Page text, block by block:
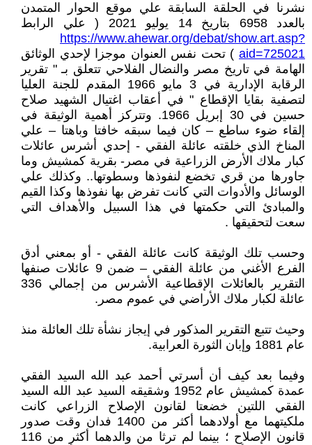
نشرنا في الحلقة السابقة علي موقع الحوار المتمدن
بالعدد 6958 بتاريخ 14 يوليو 2021 ( علي الرابط
https://www.ahewar.org/debat/show.art.asp?
aid=725021 ) تحت نفس العنوان موجزا لإحدي الوثائق
الهامة في تاريخ مصر والنضال الفلاحي تتعلق بـ " تقرير
الرقابة الإدارية في 3 مايو 1966 المقدم للجنة العليا
لتصفية بقايا الإقطاع " في أعقاب اغتيال الشهيد صلاح
حسين في 30 إبريل 1966. وتتركز أهمية الوثيقة في
إلقاء ضوء ساطع – كان فيما سبقه خافتا وباهتا – علي
المناخ الذي خلقته عائلة الفقي - إحدي أشرس عائلات
كبار ملاك الأرض الزراعية في مصر- بقرية كمشيش وما
جاورها من قري تخضع لنفوذها وسطوتها.. وكذلك علي
الوسائل والأدوات التي كانت تفرض بها نفوذها وكذا القيم
والمبادئ التي حكمتها في هذا السبيل والأهداف التي
سعت لتحقيقها .
وحسب تلك الوثيقة كانت عائلة الفقي - أو بمعني أدق
الفرع الأغني من عائلة الفقي – ضمن 9 عائلات صنفها
التقرير بالعائلات الإقطاعية الأشرس من إجمالي 336
عائلة لكبار ملاك الأراضي في عموم مصر.
وحيث تتبع التقرير المذكور في إيجاز نشأة تلك العائلة منذ
عام 1881 وإبان الثورة العرابية.
وفيما بعد كيف أن أسرتي أحمد عبد الله السيد الفقي
عمدة كمشيش عام 1952 وشقيقه السيد عبد الله السيد
الفقي اللتين خضعتا لقانون الإصلاح الزراعي كانت
ملكيتهما مع أولادهما أكثر من 1400 فدان وقت صدور
قانون الإصلاح ؛ بينما لم ترثا من والدهما أكثر من 116